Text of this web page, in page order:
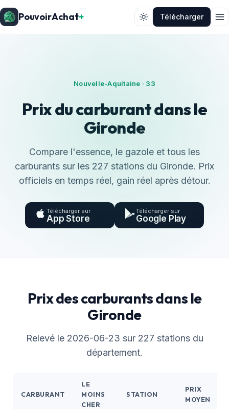
PouvoirAchat+ Télécharger
Nouvelle-Aquitaine · 33
Prix du carburant dans le
Gironde
Compare l'essence, le gazole et tous les
carburants sur les 227 stations du Gironde. Prix
officiels en temps réel, gain réel après détour.
Télécharger sur
App Store
Télécharger sur
Google Play
Prix des carburants dans le
Gironde
Relevé le 2026-06-23 sur 227 stations du
département.
CARBURANT
LE
MOINS
CHER
STATION
PRIX
MOYEN